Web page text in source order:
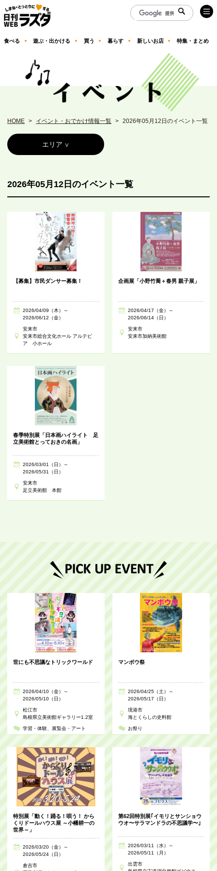
食べる 遊ぶ・出かける 買う 暮らす 新しいお店 特集・まとめ
HOME イベント・おでかけ情報一覧 2026年05月12日のイベント一覧
エリア
2026年05月12日のイベント一覧
【募集】市民ダンサー募集！
2026/04/09（木）～
2026/06/12（金）
安来市
安来市総合文化ホール アルテピ
ア 小ホール
企画展「小野竹喬＋春男 親子展」
2026/04/17（金）～
2026/06/14（日）
安来市
安来市加納美術館
春季特別展「日本画ハイライト 足
立美術館とっておきの名画」
2026/03/01（日）～
2026/05/31（日）
安来市
足立美術館 本館
世にも不思議なトリックワールド
2026/04/10（金）～
2026/05/10（日）
松江市
島根県立美術館ギャラリー1.2室
学習・体験 展覧会・アート
マンボウ祭
2026/04/25（土）～
2026/05/17（日）
境港市
海とくらしの史料館
お祭り
特別展「動く！踊る！唄う！ から
くりドールハウス展 ～小幡耕一の
世界～」
2026/03/20（金）～
2026/05/24（日）
倉吉市
第62回特別展｢イモリとサンショウ
ウオ〜サラマンドラの不思議学〜｣
2026/03/11（水）～
2026/05/11（月）
出雲市